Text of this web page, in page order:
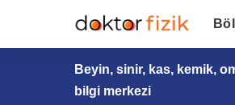
Beyin, sinir, kas, kemik,
bilgi merkezi